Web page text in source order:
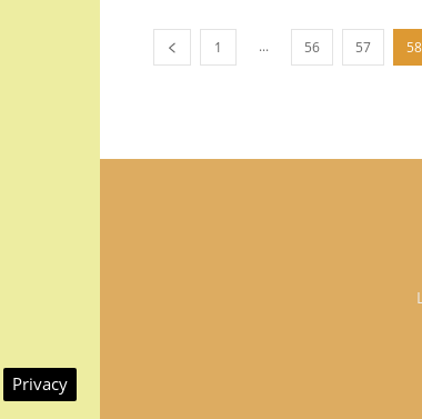
1 ... 56 57 58
Privacy